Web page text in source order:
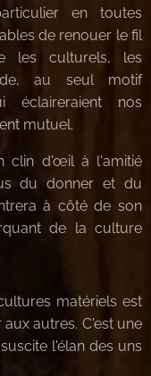
en toutes
de renouer le fil
les culturels, les
au seul motif
éclaireraient nos
mutuel.
clin d'œil à l'amitié
du donner et du
à côté de son
de la culture
matériels est
autres. C'est une
l'élan des uns